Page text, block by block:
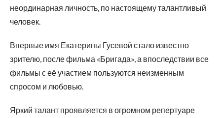
неординарная личность, по настоящему талантливый
человек.
Впервые имя Екатерины Гусевой стало известно
зрителю, после фильма «Бригада», а впоследствии все
фильмы с её участием пользуются неизменным
спросом и любовью.
Яркий талант проявляется в огромном репертуаре